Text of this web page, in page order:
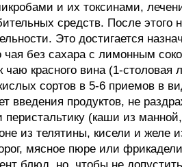
и их токсинами,
средств. После
Это достигается
без сахара с лимонным
красного вина (1-столовая
сортов в 5-6 приемов в
введения продуктов, не
(каши из
из телятины, кисели и желе
мясное пюре или